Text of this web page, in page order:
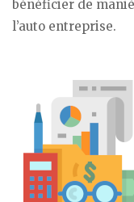
bénéficier de
l’auto entreprise.